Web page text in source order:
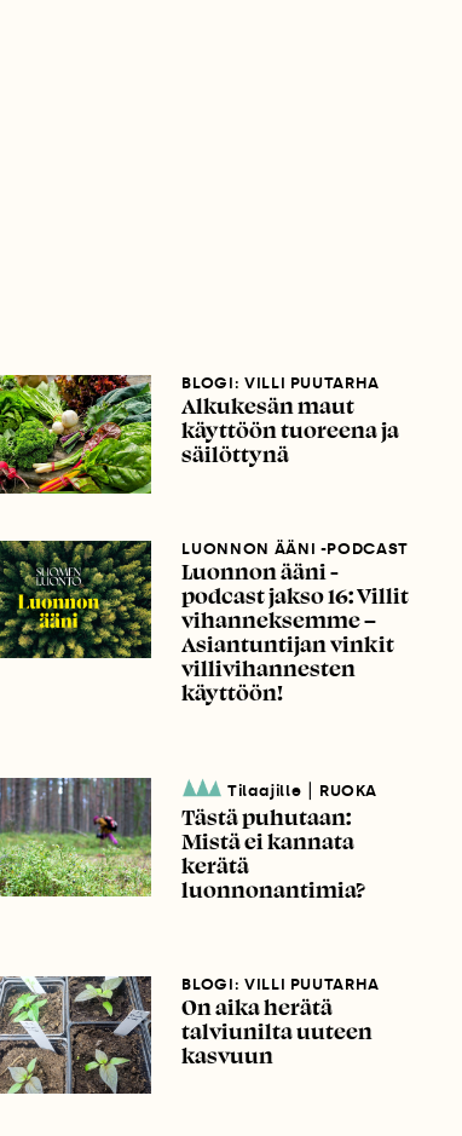
BLOGI: VILLI PUUTARHA
Alkukesän maut
käyttöön tuoreena ja
säilöttynä
LUONNON ÄÄNI -PODCAST
Luonnon ääni -
podcast jakso 16: Villit
vihanneksemme –
Asiantuntijan vinkit
villivihannesten
käyttöön!
Tilaajille | RUOKA
Tästä puhutaan:
Mistä ei kannata
kerätä
luonnonantimia?
BLOGI: VILLI PUUTARHA
On aika herätä
talviunilta uuteen
kasvuun